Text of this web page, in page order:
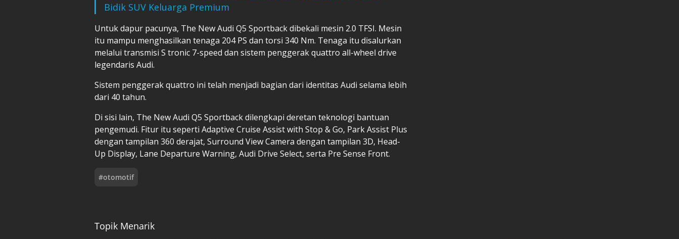
Bidik SUV Keluarga Premium
Untuk dapur pacunya, The New Audi Q5 Sportback dibekali mesin 2.0 TFSI. Mesin
itu mampu menghasilkan tenaga 204 PS dan torsi 340 Nm. Tenaga itu disalurkan
melalui transmisi S tronic 7-speed dan sistem penggerak quattro all-wheel drive
legendaris Audi.
Sistem penggerak quattro ini telah menjadi bagian dari identitas Audi selama lebih
dari 40 tahun.
Di sisi lain, The New Audi Q5 Sportback dilengkapi deretan teknologi bantuan
pengemudi. Fitur itu seperti Adaptive Cruise Assist with Stop & Go, Park Assist Plus
dengan tampilan 360 derajat, Surround View Camera dengan tampilan 3D, Head-
Up Display, Lane Departure Warning, Audi Drive Select, serta Pre Sense Front.
#otomotif
Topik Menarik